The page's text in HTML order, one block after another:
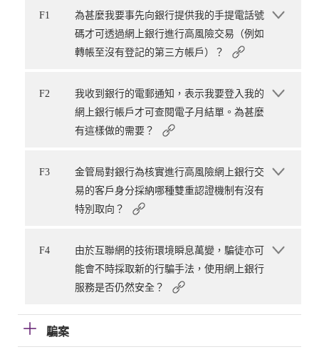
F1
為甚麼我要事先向銀行提供我的手提電話號
碼才可透過網上銀行進行高風險交易（例如
轉帳至沒有登記的第三方帳戶）？
F2
我收到銀行的電郵通知，表示我要登入我的
網上銀行帳戶才可查閱電子月結單。為甚麼
有這樣做的需要？
F3
金管局對銀行為核實進行高風險網上銀行交
易的客戶身分採納哪種雙重認證機制有沒有
特別取向？
F4
由於互聯網的技術環境瞬息萬變，騙徒亦可
能會不時採取新的行騙手法，使用網上銀行
服務是否仍然安全？
騙案